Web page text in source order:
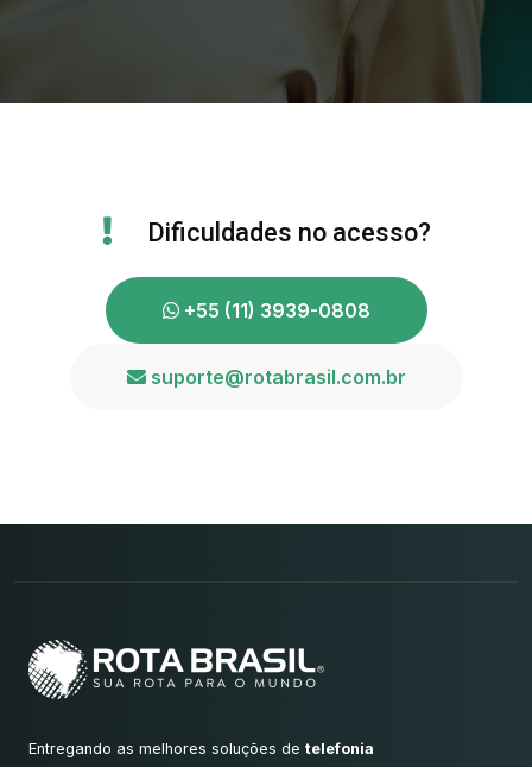
Dificuldades no acesso?
+55 (11) 3939-0808
suporte@rotabrasil.com.br
Entregando as melhores soluções de telefonia